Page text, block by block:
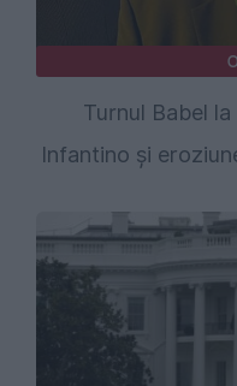
Turnul Babel
Infantino și